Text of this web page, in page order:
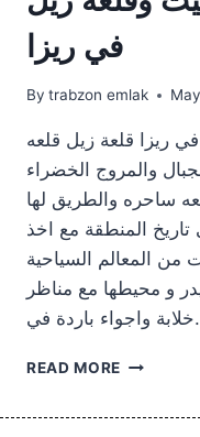
في ريزا
By trabzon emlak
ريزا قلعة زيل قلعه
والمروج الخضراء
ساحره والطريق لها
المنطقة مع اخذ
من المعالم السياحية
و محيطها مع مناظر
في…
READ MORE رحلة